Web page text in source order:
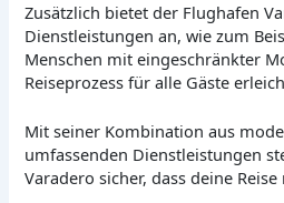
Zusätzlich bietet der Flughafen
Dienstleistungen an, wie zum
Menschen mit eingeschränkter
Reiseprozess für alle Gäste
Mit seiner Kombination aus
umfassenden Dienstleistungen
Varadero sicher, dass deine